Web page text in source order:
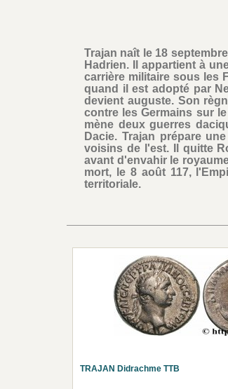
Trajan naît le 18
Hadrien. Il appartient à
carrière militaire sous les
quand il est adopté par
devient auguste. Son
contre les Germains sur
mène deux guerres
Dacie. Trajan prépare
voisins de l'est. Il quitte
avant d'envahir le
mort, le 8 août 117,
territoriale.
TRAJAN Didrachme TTB